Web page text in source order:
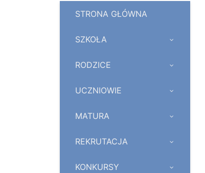
STRONA GŁÓWNA
SZKOŁA
RODZICE
UCZNIOWIE
MATURA
REKRUTACJA
KONKURSY